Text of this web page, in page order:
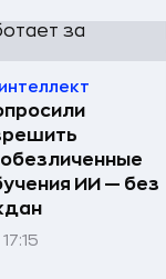
ИИ — без